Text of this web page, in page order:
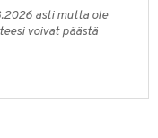
asti mutta ole
voivat päästä